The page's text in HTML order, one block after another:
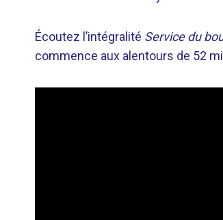
Écoutez l’intégralité Service du
commence aux alentours de 52